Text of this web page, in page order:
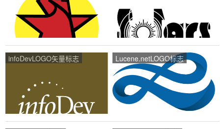
infoDevLOGO矢量标志 Lucene.netLOGO标志